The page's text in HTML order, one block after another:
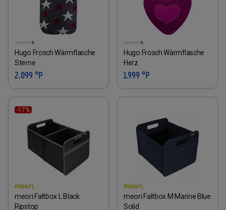
Hugo Frosch Wärmflasche
Sterne
2.099 °P
Hugo Frosch Wärmflasche
Herz
1.999 °P
-17%
meori Faltbox L Black
Ripstop
meori Faltbox M Marine Blue
Solid